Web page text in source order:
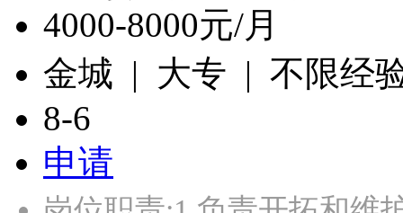
4000-8000元/月
金城 | 大专 | 不限经
8-6
申请